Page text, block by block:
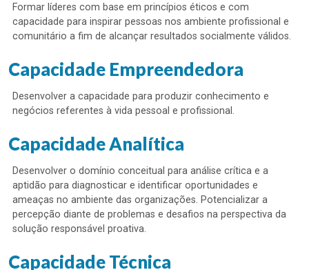
Formar líderes com base em princípios éticos e com
capacidade para inspirar pessoas nos ambiente profissional e
comunitário a fim de alcançar resultados socialmente válidos.
Capacidade Empreendedora
Desenvolver a capacidade para produzir conhecimento e
negócios referentes à vida pessoal e profissional.
Capacidade Analítica
Desenvolver o domínio conceitual para análise crítica e a
aptidão para diagnosticar e identificar oportunidades e
ameaças no ambiente das organizações. Potencializar a
percepção diante de problemas e desafios na perspectiva da
solução responsável proativa.
Capacidade Técnica